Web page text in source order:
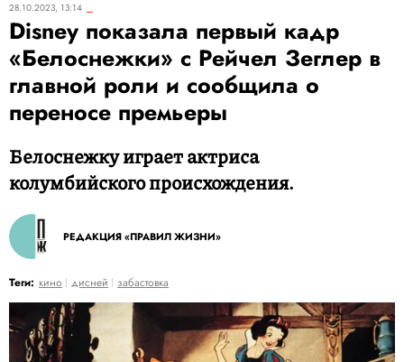
28.10.2023, 13:14
Disney показала первый кадр
«Белоснежки» с Рейчел Зеглер в
главной роли и сообщила о
переносе премьеры
Белоснежку играет актриса
колумбийского происхождения.
РЕДАКЦИЯ «ПРАВИЛ ЖИЗНИ»
Теги: кино дисней забастовка